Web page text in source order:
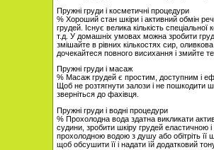
Пружні груди і косметичні процедури
% Хороший стан шкіри і активний обмін
грудей. Існує велика кількість
т.д. У домашніх умовах можна зробити
змішайте в рівних кількостях сир,
дочекайтеся повного висихання і змийте
Пружні груди і масаж
% Масаж грудей є простим, доступним і
Щоб не розтягнути залози і не пошкодити
зверніться до фахівця.
Пружні груди і водні процедури
% Прохолодна вода здатна викликати
судини, зробити шкіру грудей
прохолодною водою з душу або обітріть
щоб обсушити її і надати їй додатковий